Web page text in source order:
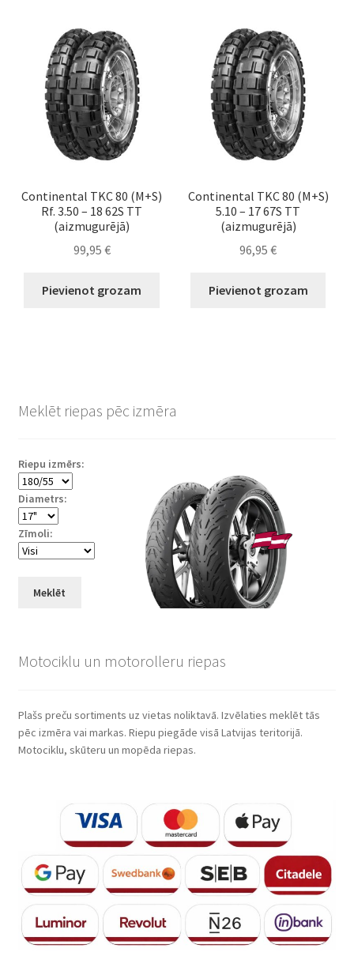
Continental TKC 80 (M+S)
Rf. 3.50 – 18 62S TT
(aizmugurējā)
99,95 €
Pievienot grozam
Continental TKC 80 (M+S)
5.10 – 17 67S TT
(aizmugurējā)
96,95€
Pievienot grozam
Meklēt riepas pēc izmēra
Riepu izmērs:
Diametrs:
Zīmoli:
Meklēt
Motociklu un motorolleru riepas
Plašs preču sortiments uz vietas noliktavā. Izvēlaties meklēt tās
pēc izmēra vai markas. Riepu piegāde visā Latvijas teritorijā.
Motociklu, skūteru un mopēda riepas.